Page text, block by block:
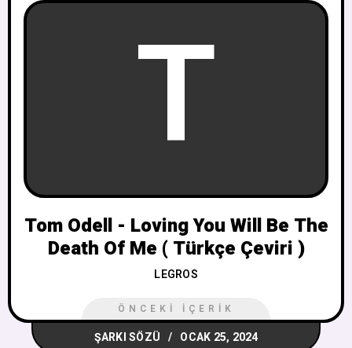
T
Tom Odell - Loving You Will Be The
Death Of Me ( Türkçe Çeviri )
LEGROS
ÖNCEKI İÇERIK
ŞARKI SÖZÜ OCAK 25, 2024